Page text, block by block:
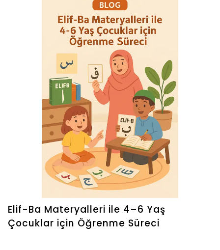
Elif-Ba Materyalleri ile 4–6 Yaş
Çocuklar için Öğrenme Süreci